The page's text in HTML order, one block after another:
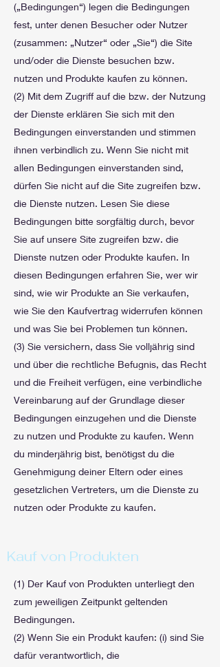
(„Bedingungen“) legen die Bedingungen
fest, unter denen Besucher oder Nutzer
(zusammen: „Nutzer“ oder „Sie“) die Site
und/oder die Dienste besuchen bzw.
nutzen und Produkte kaufen zu können.
(2) Mit dem Zugriff auf die bzw. der Nutzung
der Dienste erklären Sie sich mit den
Bedingungen einverstanden und stimmen
ihnen verbindlich zu. Wenn Sie nicht mit
allen Bedingungen einverstanden sind,
dürfen Sie nicht auf die Site zugreifen bzw.
die Dienste nutzen. Lesen Sie diese
Bedingungen bitte sorgfältig durch, bevor
Sie auf unsere Site zugreifen bzw. die
Dienste nutzen oder Produkte kaufen. In
diesen Bedingungen erfahren Sie, wer wir
sind, wie wir Produkte an Sie verkaufen,
wie Sie den Kaufvertrag widerrufen können
und was Sie bei Problemen tun können.
(3) Sie versichern, dass Sie volljährig sind
und über die rechtliche Befugnis, das Recht
und die Freiheit verfügen, eine verbindliche
Vereinbarung auf der Grundlage dieser
Bedingungen einzugehen und die Dienste
zu nutzen und Produkte zu kaufen. Wenn
du minderjährig bist, benötigst du die
Genehmigung deiner Eltern oder eines
gesetzlichen Vertreters, um die Dienste zu
nutzen oder Produkte zu kaufen.
Kauf von Produkten
(1) Der Kauf von Produkten unterliegt den
zum jeweiligen Zeitpunkt geltenden
Bedingungen.
(2) Wenn Sie ein Produkt kaufen: (i) sind Sie
dafür verantwortlich, die